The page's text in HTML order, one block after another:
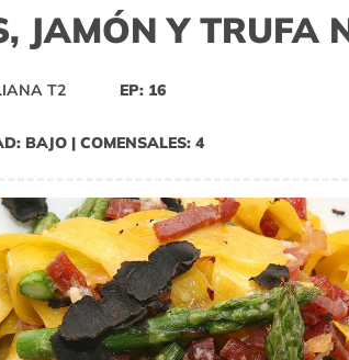
JAMÓN Y TRUFA
T2 EP: 16
BAJO | COMENSALES: 4